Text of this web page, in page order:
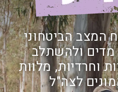
המצב הביטחוני
מדים ולהשתלב
וחרדיות, מלוות
לצה"ל